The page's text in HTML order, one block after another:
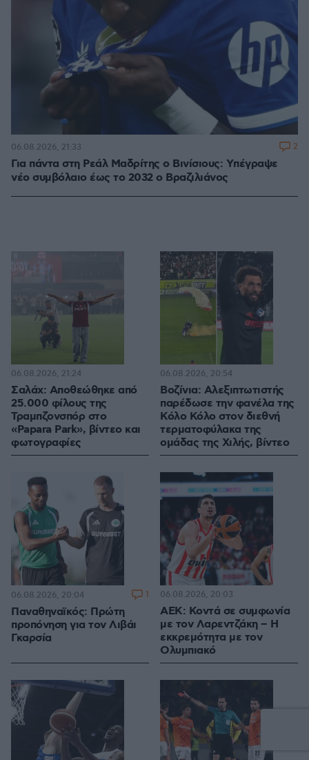
Για πάντα στη Ρεάλ Μαδρίτης ο Βινίσιους: Yπέγραψε
νέο συμβόλαιο έως το 2032 ο Βραζιλιάνος
06.08.2026, 21:33 2
Σαλάχ: Αποθεώθηκε από
25.000 φίλους της
Τραμπζονσπόρ στο
«Papara Park», βίντεο και
φωτογραφίες
06.08.2026, 21:24
Βοζίνια: Αλεξιπτωτιστής
παρέδωσε την φανέλα της
Κόλο Κόλο στον διεθνή
τερματοφύλακα της
ομάδας της Χιλής, βίντεο
06.08.2026, 20:54
Παναθηναϊκός: Πρώτη
προπόνηση για τον Λιβάι
Γκαρσία
06.08.2026, 20:04 1
ΑΕΚ: Κοντά σε συμφωνία
με τον Λαρεντζάκη – Η
εκκρεμότητα με τον
Ολυμπιακό
06.08.2026, 20:03